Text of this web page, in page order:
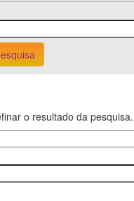
o resultado da pesquisa.